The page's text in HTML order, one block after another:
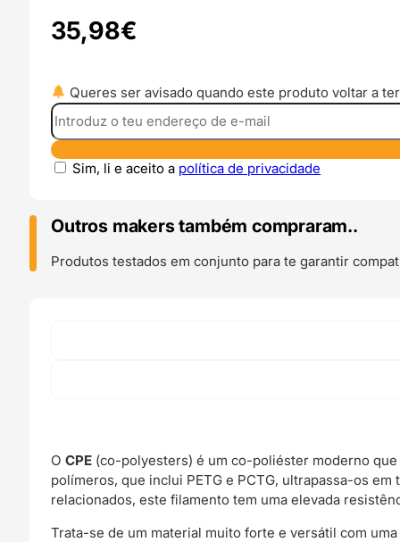
35,98€
Queres ser avisado quando este produto voltar a
Sim, li e aceito a política de privacidade
Outros makers também compraram..
Produtos testados em conjunto para te garantir
OCPE (co-polyesters) é um co-poliéster moderno
polímeros, que inclui PETG e PCTG, ultrapassa-os
relacionados, este filamento tem uma elevada
Trata-se de um material muito forte e versátil com